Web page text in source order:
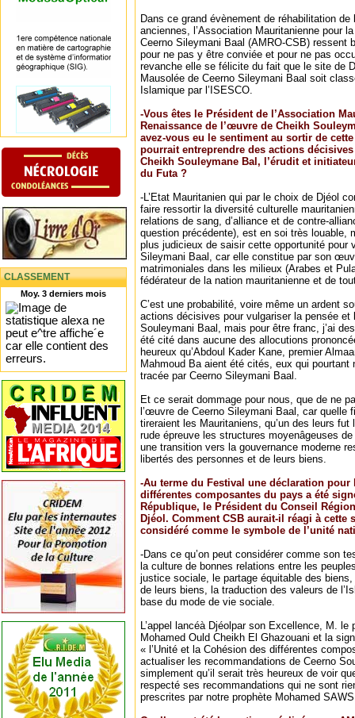
CLASSEMENT
Moy. 3 derniers mois
Dans ce grand évènement de réhabilitation de
anciennes, l’Association Mauritanienne pour
Ceerno Sileymani Baal (AMRO-CSB) ressent
pour ne pas y être conviée et pour ne pas
revanche elle se félicite du fait que le site de
Mausolée de Ceerno Sileymani Baal soit
Islamique par l’ISESCO.
-Vous êtes le Président de l’Association
Renaissance de l’œuvre de Cheikh
avez-vous eu le sentiment au sortir de
pourrait entreprendre des actions
Cheikh Souleymane Bal, l’érudit et
du Futa ?
-L’Etat Mauritanien qui par le choix de Djéol
faire ressortir la diversité culturelle
relations de sang, d’alliance et de contre-
question précédente), est en soi très louable,
plus judicieux de saisir cette opportunité pour
Sileymani Baal, car elle constitue par son
matrimoniales dans les milieux (Arabes et
fédérateur de la nation mauritanienne et de
C’est une probabilité, voire même un ardent
actions décisives pour vulgariser la pensée et
Souleymani Baal, mais pour être franc, j’ai
été cité dans aucune des allocutions
heureux qu’Abdoul Kader Kane, premier
Mahmoud Ba aient été cités, eux qui pourtant
tracée par Ceerno Sileymani Baal.
Et ce serait dommage pour nous, que de ne
l’œuvre de Ceerno Sileymani Baal, car quelle
tireraient les Mauritaniens, qu’un des leurs
rude épreuve les structures moyenâgeuses de
une transition vers la gouvernance moderne
libertés des personnes et de leurs biens.
-Au terme du Festival une déclaration pour
différentes composantes du pays a été
République, le Président du Conseil
Djéol. Comment CSB aurait-il réagi à cette
considéré comme le symbole de l’unité
-Dans ce qu’on peut considérer comme son
la culture de bonnes relations entre les
justice sociale, le partage équitable des
de leurs biens, la traduction des valeurs de
base du mode de vie sociale.
L’appel lancéà Djéolpar son Excellence, M. le
Mohamed Ould Cheikh El Ghazouani et la
« l’Unité et la Cohésion des différentes
actualiser les recommandations de Ceerno
simplement qu’il serait très heureux de voir
respecté ses recommandations qui ne sont
prescrites par notre prophète Mohamed